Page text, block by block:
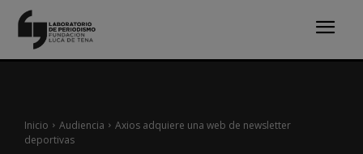
Inicio Audiencia
Axios adquiere una web de newsletter
deportivas